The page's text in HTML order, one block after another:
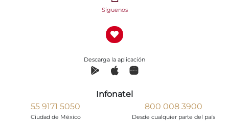
Síguenos
Descarga la aplicación
Infonatel
55 9171 5050
Ciudad de México
800 008 3900
Desde cualquier parte del país